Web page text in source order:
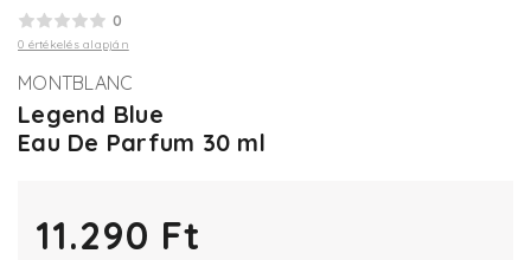
0
0 értékelés alapján
MONTBLANC
Legend Blue
Eau De Parfum 30 ml
11.290 Ft